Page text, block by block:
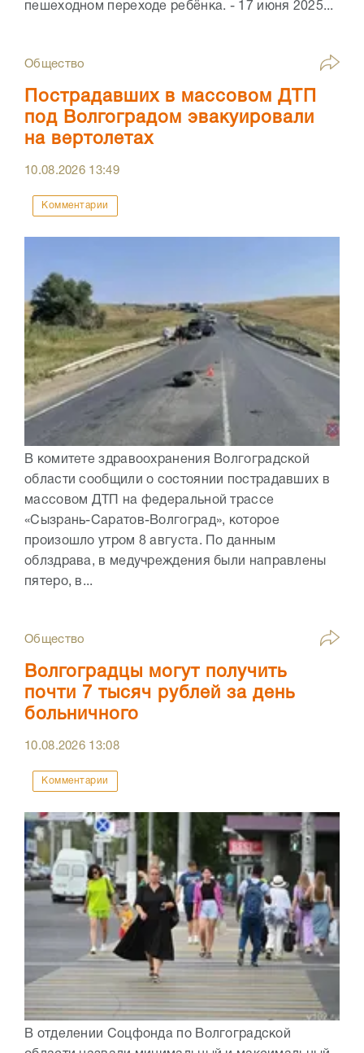
пешеходном переходе ребёнка. - 17 июня 2025...
Общество
Пострадавших в массовом ДТП
под Волгоградом эвакуировали
на вертолетах
10.08.2026 13:49
Комментарии
В комитете здравоохранения Волгоградской
области сообщили о состоянии пострадавших в
массовом ДТП на федеральной трассе
«Сызрань-Саратов-Волгоград», которое
произошло утром 8 августа. По данным
облздрава, в медучреждения были направлены
пятеро, в...
Общество
Волгоградцы могут получить
почти 7 тысяч рублей за день
больничного
10.08.2026 13:08
Комментарии
В отделении Соцфонда по Волгоградской